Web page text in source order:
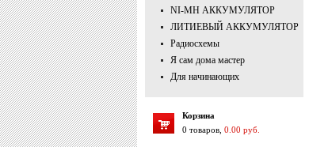
NI-MH АККУМУЛЯТОР
ЛИТИЕВЫЙ АККУМУЛЯТОР
Радиосхемы
Я сам дома мастер
Для начинающих
Корзина
0 товаров, 0.00 руб.